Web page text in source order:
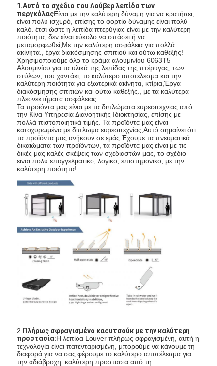
Ειδήσεις
Μιλήστε τώρα.
Πέργκολα Louvered αργιλίου
Μηχανοποιημένη πέργκολα αργιλίου
Περγόλα από συρρικνώσιμο ύφασμα
Εισελκόμενο awning
Ελαφρύς φορτίου περγκόλα
Καροτσάκια κήπου
Τυφλοί διαδρομής φερμουάρ
Αναβαθμισμένη Περγόλα Αλουμινίου
Awning εξαρτήματα
1.Αυτό το σχέδιο του Λούβερ λεπίδα των
περγκόλαςΕίναι με την καλύτερη δύναμη για να κρατήσει,
είναι πολύ ισχυρό, επίσης το φορτίο δύναμης είναι πολύ
καλό, έτσι ώστε η λεπίδα πτερύγιας είναι με την καλύτερη
ποιότητα, δεν είναι εύκολο να σπάσει ή να
μεταμορφωθεί,Με την καλύτερη ασφάλεια για πολλά
ακίνητα., έργα διακόσμησης σπιτιού και ούτω καθεξής!
Χρησιμοποιούμε όλο το κράμα αλουμινίου 6063T5
Αλουμινίου για τα υλικά της λεπίδας της πτέρυγας, των
στύλων, του χαντάκι, το καλύτερο αποτέλεσμα και την
καλύτερη ποιότητα για εξωτερικά ακίνητα, κτίρια,Έργα
διακόσμησης σπιτιών και ούτω καθεξής., με τα καλύτερα
πλεονεκτήματα ασφάλειας.
Τα προϊόντα μας είναι με τα διπλώματα ευρεσιτεχνίας από
την Κίνα Υπηρεσία Διανοητικής Ιδιοκτησίας, επίσης με
πολλά πιστοποιητικά τιμής. Τα προϊόντα μας είναι
κατοχυρωμένα με δίπλωμα ευρεσιτεχνίας,Αυτό σημαίνει ότι
τα προϊόντα μας ανήκουν σε εμάς.Έχουμε τα πνευματικά
δικαιώματα των προϊόντων, τα προϊόντα μας είναι με τις
δικές μας καλές σκέψεις των σχεδιαστών μας, το σχέδιο
είναι πολύ επαγγελματικό, λογικό, επιστημονικό, με την
καλύτερη ποιότητα!
2. Πλήρως σφραγισμένο καουτσούκ με την καλύτερη
προστασία:Η λεπίδα Louver πλήρως σφραγισμένη, αυτή η
τεχνολογία είναι πατενταρισμένη, μπορούμε να κάνουμε τη
διαφορά για να σας φέρουμε το καλύτερο αποτέλεσμα για
την αδιάβροχη, καλύτερη προστασία από τη